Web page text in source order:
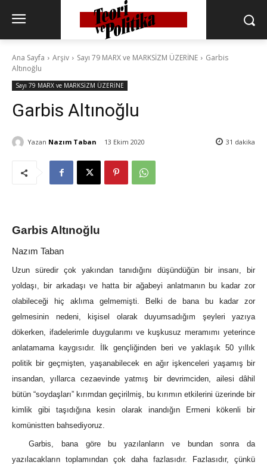
Ana Sayfa Arşiv Sayı 79 MARX ve MARKSİZM ÜZERİNE
Garbis
Altınoğlu
Sayı 79 MARX ve MARKSİZM ÜZERİNE
Garbis Altınoğlu
Yazan Nazım Taban 13 Ekim 2020 31 dakika
Garbis Altınoğlu
Nazım Taban
Uzun süredir çok yakından tanıdığını düşündüğün bir insanı, bir
yoldaşı, bir arkadaşı ve hatta bir ağabeyi anlatmanın bu kadar zor
olabileceği hiç aklıma gelmemişti. Belki de bana bu kadar zor
gelmesinin nedeni, kişisel olarak duyumsadığım şeyleri yazıya
dökerken, ifadelerimle duygularımı ve kuşkusuz meramımı yeterince
anlatamama kaygısıdır. İlk gençliğinden beri ve yaklaşık 50 yıllık
politik bir geçmişten, yaşanabilecek en ağır işkenceleri yaşamış bir
insandan, yıllarca cezaevinde yatmış bir devrimciden, ailesi dâhil
bütün “soydaşları” kırımdan geçirilmiş, bu kırımın etkilerini üzerinde bir
kimlik gibi taşıdığına kesin olarak inandığın Ermeni kökenli bir
komünistten bahsediyoruz.
Garbis, bana göre bu yazılanların ve bundan sonra da
yazılacakların toplamından çok daha fazlasıdır. Fazlasıdır, çünkü